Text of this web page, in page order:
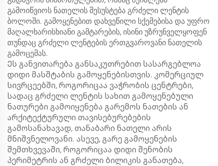
გამოიწვიოს ნათელის შესუსტება გრძელი ლენტის
ბოლოში. გამოყენებით დახვეწილი სქემებისა და უფრო
მაღალხარისხიანი გამტარების, ისინი უზრუნველყოფენ
თუნდაც გრძელი ლენტების ერთგვაროვანი ნათელის
გამოცემას.
Ეს განვითარება განსაკუთრებით სასარგებლოა
დიდი მასშტაბის გამოყენებისთვის. კომერციულ
სივრცეებში, როგორიცაა ვაჭრობის ცენტრები,
სადაც გრძელი ლენტის სახით გამოყენებული
ნათურები გამოიყენება გარემოს ნათების ან
არქიტექტურული თავისებურებების
გამოსანახავად, თანაბარი ნათელი არის
მნიშვნელოვანი. ასევე, გარე გამოყენების
შემთხვევაში, როგორიცაა დიდი შენობის
პერიმეტრის ან გრძელი ბილიკის განათება,